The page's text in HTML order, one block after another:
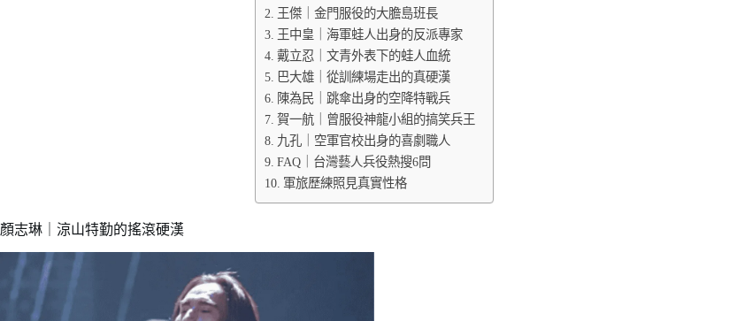
王傑｜金門服役的大膽島班長
王中皇｜海軍蛙人出身的反派專家
戴立忍｜文青外表下的蛙人血統
巴大雄｜從訓練場走出的真硬漢
陳為民｜跳傘出身的空降特戰兵
賀一航｜曾服役神龍小組的搞笑兵王
九孔｜空軍官校出身的喜劇職人
FAQ｜台灣藝人兵役熱搜6問
軍旅歷練照見真實性格
顏志琳｜涼山特勤的搖滾硬漢